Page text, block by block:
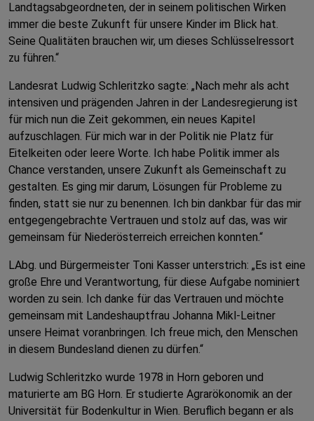
Landtagsabgeordneten, der in seinem politischen Wirken
immer die beste Zukunft für unsere Kinder im Blick hat.
Seine Qualitäten brauchen wir, um dieses Schlüsselressort
zu führen.“
Landesrat Ludwig Schleritzko sagte: „Nach mehr als acht
intensiven und prägenden Jahren in der Landesregierung ist
für mich nun die Zeit gekommen, ein neues Kapitel
aufzuschlagen. Für mich war in der Politik nie Platz für
Eitelkeiten oder leere Worte. Ich habe Politik immer als
Chance verstanden, unsere Zukunft als Gemeinschaft zu
gestalten. Es ging mir darum, Lösungen für Probleme zu
finden, statt sie nur zu benennen. Ich bin dankbar für das mir
entgegengebrachte Vertrauen und stolz auf das, was wir
gemeinsam für Niederösterreich erreichen konnten.“
LAbg. und Bürgermeister Toni Kasser unterstrich: „Es ist eine
große Ehre und Verantwortung, für diese Aufgabe nominiert
worden zu sein. Ich danke für das Vertrauen und möchte
gemeinsam mit Landeshauptfrau Johanna Mikl-Leitner
unsere Heimat voranbringen. Ich freue mich, den Menschen
in diesem Bundesland dienen zu dürfen.“
Ludwig Schleritzko wurde 1978 in Horn geboren und
maturierte am BG Horn. Er studierte Agrarökonomik an der
Universität für Bodenkultur in Wien. Beruflich begann er als